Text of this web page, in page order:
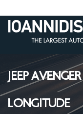
JEEP
LONGITUDE